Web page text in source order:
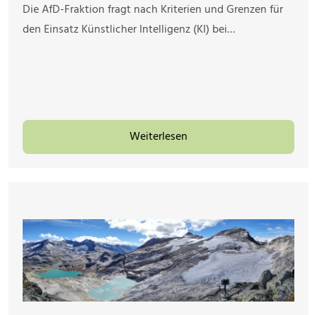
Die AfD-Fraktion fragt nach Kriterien und Grenzen für
den Einsatz Künstlicher Intelligenz (KI) bei…
Weiterlesen